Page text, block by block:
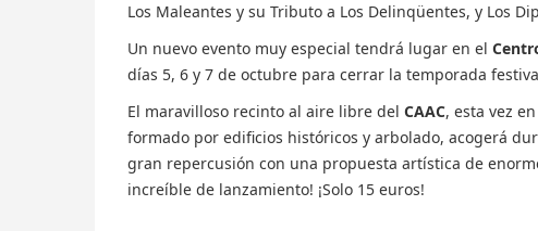
Los Maleantes y su Tributo a Los Delinqüentes, y Los
Un nuevo evento muy especial tendrá lugar en el
días 5, 6 y 7 de octubre para cerrar la temporada
El maravilloso recinto al aire libre del CAAC, esta vez
formado por edificios históricos y arbolado, acogerá
gran repercusión con una propuesta artística de
increíble de lanzamiento! ¡Solo 15 euros!